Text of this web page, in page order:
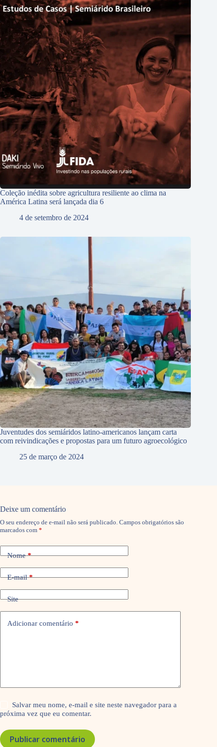
Coleção inédita sobre agricultura resiliente ao clima na
América Latina será lançada dia 6
4 de setembro de 2024
Juventudes dos semiáridos latino-americanos lançam carta
com reivindicações e propostas para um futuro agroecológico
25 de março de 2024
Deixe um comentário
O seu endereço de e-mail não será publicado. Campos obrigatórios são
marcados com *
Nome*
E-mail*
Site
Adicionar comentário *
Salvar meu nome, e-mail e site neste navegador para a
próxima vez que eu comentar.
Publicar comentário